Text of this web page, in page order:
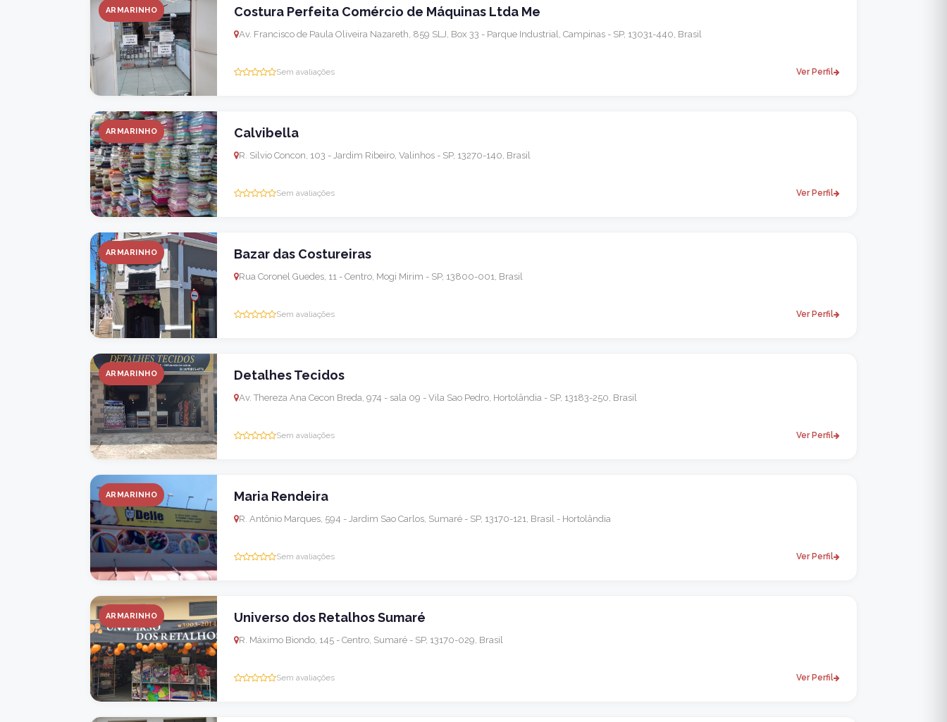
ARMARINHO Costura Perfeita Comércio de Máquinas Ltda Me
Av. Francisco de Paula Oliveira Nazareth, 859 SLJ, Box 33 - Parque Industrial, Campinas - SP, 13031-440, Brasil
Sem avaliações Ver Perfil
ARMARINHO Calvibella
R. Silvio Concon, 103 - Jardim Ribeiro, Valinhos - SP, 13270-140, Brasil
Sem avaliações Ver Perfil
ARMARINHO Bazar das Costureiras
Rua Coronel Guedes, 11 - Centro, Mogi Mirim - SP, 13800-001, Brasil
Sem avaliações Ver Perfil
ARMARINHO Detalhes Tecidos
Av. Thereza Ana Cecon Breda, 974 - sala 09 - Vila Sao Pedro, Hortolândia - SP, 13183-250, Brasil
Sem avaliações Ver Perfil
ARMARINHO Maria Rendeira
R. Antônio Marques, 594 - Jardim Sao Carlos, Sumaré - SP, 13170-121, Brasil - Hortolândia
Sem avaliações Ver Perfil
ARMARINHO Universo dos Retalhos Sumaré
R. Máximo Biondo, 145 - Centro, Sumaré - SP, 13170-029, Brasil
Sem avaliações Ver Perfil